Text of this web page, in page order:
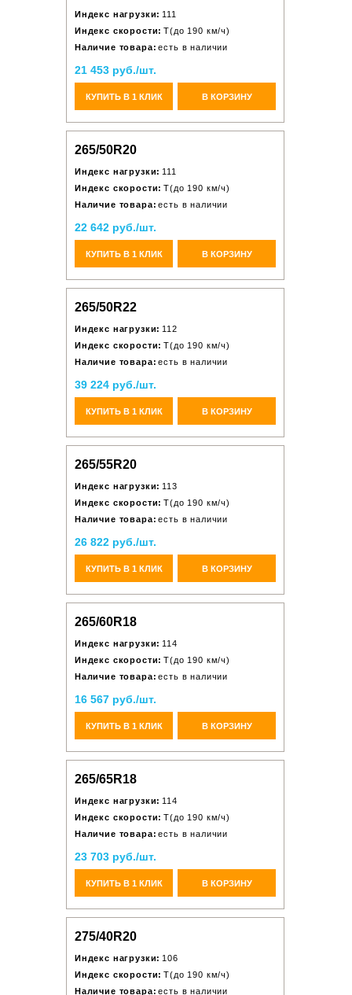
Индекс нагрузки: 111
Индекс скорости: T(до 190 км/ч)
Наличие товара: есть в наличии
21 453 руб./шт.
КУПИТЬ В 1 КЛИК В КОРЗИНУ
265/50R20
Индекс нагрузки: 111
Индекс скорости: T(до 190 км/ч)
Наличие товара: есть в наличии
22 642 руб./шт.
КУПИТЬ В 1 КЛИК В КОРЗИНУ
265/50R22
Индекс нагрузки: 112
Индекс скорости: T(до 190 км/ч)
Наличие товара: есть в наличии
39 224 руб./шт.
КУПИТЬ В 1 КЛИК В КОРЗИНУ
265/55R20
Индекс нагрузки: 113
Индекс скорости: T(до 190 км/ч)
Наличие товара: есть в наличии
26 822 руб./шт.
КУПИТЬ В 1 КЛИК В КОРЗИНУ
265/60R18
Индекс нагрузки: 114
Индекс скорости: T(до 190 км/ч)
Наличие товара: есть в наличии
16 567 руб./шт.
КУПИТЬ В 1 КЛИК В КОРЗИНУ
265/65R18
Индекс нагрузки: 114
Индекс скорости: T(до 190 км/ч)
Наличие товара: есть в наличии
23 703 руб./шт.
КУПИТЬ В 1 КЛИК В КОРЗИНУ
275/40R20
Индекс нагрузки: 106
Индекс скорости: T(до 190 км/ч)
Наличие товара: есть в наличии